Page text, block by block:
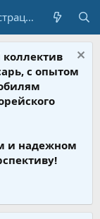
Регистрация
с опытом
и надежном